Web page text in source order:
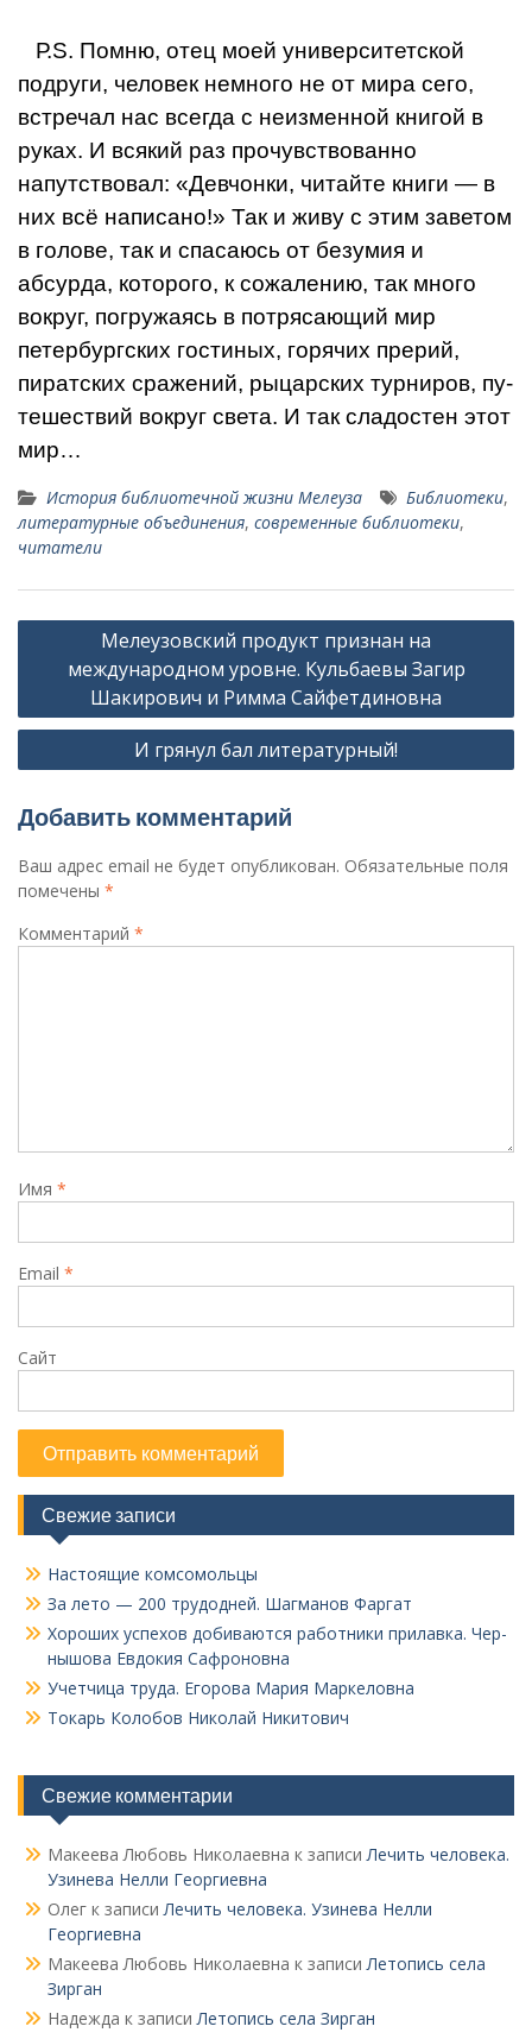
Р.S. Помню, отец моей университетской
подруги, человек немного не от мира сего,
встречал нас всегда с неизменной книгой в
руках. И всякий раз прочувствованно
напутствовал: «Девчонки, читайте книги — в
них всё написано!» Так и живу с этим заветом
в го­лове, так и спасаюсь от безумия и
абсурда, которого, к сожалению, так много
вокруг, погружаясь в потрясающий мир
петербургских гостиных, горячих пре­рий,
пиратских сражений, рыцарских турниров, пу­
тешествий вокруг света. И так сладостен этот
мир…
История библиотечной жизни Мелеуза Библиотеки,
литературные объединения, современные библиотеки,
читатели
Навигация
записям
Мелеузовский продукт признан на
международном уровне. Кульбаевы Загир
Шакирович и Римма Сайфетдиновна
И грянул бал литературный!
Добавить комментарий
Ваш адрес email не будет опубликован. Обязательные поля
помечены *
Комментарий *
Имя *
Email *
Сайт
Свежие записи
Настоящие комсомольцы
За лето — 200 трудодней. Шагманов Фаргат
Хороших успехов добиваются работники прилавка. Чер­
нышова Евдокия Сафроновна
Учетчица труда. Его­рова Мария Маркеловна
Токарь Колобов Ни­колай Никитович
Свежие комментарии
Макеева Любовь Николаевна к записиЛечить человека.
Узинева Нелли Георгиевна
Олег к записиЛечить человека. Узинева Нелли
Георгиевна
Макеева Любовь Николаевна к записиЛетопись села
Зирган
Надежда к записиЛетопись села Зирган